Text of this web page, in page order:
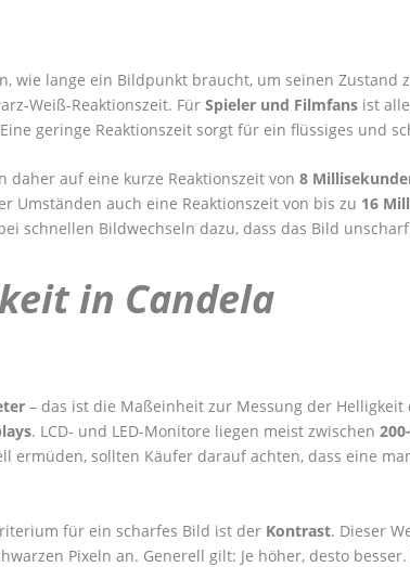
wie lange ein Bildpunkt braucht, um seinen Zustand
Weiß-Reaktionszeit. FürSpieler und Filmfans ist
geringe Reaktionszeit sorgt für ein flüssiges und
daher auf eine kurze Reaktionszeit von 8
Umständen auch eine Reaktionszeit von bis zu 16
schnellen Bildwechseln dazu, dass das Bild
in Candela
– das ist die Maßeinheit zur Messung der
. LCD- und LED-Monitore liegen meist zwischen
ermüden, sollten Käufer darauf achten, dass eine
für ein scharfes Bild ist der Kontrast. Dieser
Pixeln an. Generell gilt: Je höher, desto